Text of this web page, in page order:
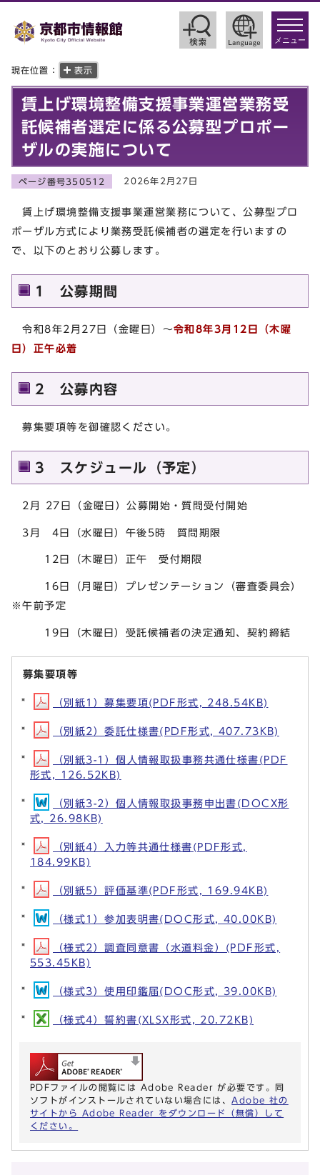
toggle
メニュー
現在位置： 表示
賃上げ環境整備支援事業運営業務受
託候補者選定に係る公募型プロポー
ザルの実施について
ページ番号350512 2026年2月27日
賃上げ環境整備支援事業運営業務について、公募型プロ
ポーザル方式により業務受託候補者の選定を行いますの
で、以下のとおり公募します。
1 公募期間
令和8年2月27日（金曜日）～令和8年3月12日（木曜
日）正午必着
2 公募内容
募集要項等を御確認ください。
3 スケジュール（予定）
2月 27日（金曜日）公募開始・質問受付開始
3月 4日（水曜日）午後5時 質問期限
12日（木曜日）正午 受付期限
16日（月曜日）プレゼンテーション（審査委員会）
※午前予定
19日（木曜日）受託候補者の決定通知、契約締結
募集要項等
（別紙1）募集要項(PDF形式, 248.54KB)
（別紙2）委託仕様書(PDF形式, 407.73KB)
（別紙3-1）個人情報取扱事務共通仕様書(PDF
形式, 126.52KB)
（別紙3-2）個人情報取扱事務申出書(DOCX形
式, 26.98KB)
（別紙4）入力等共通仕様書(PDF形式,
184.99KB)
（別紙5）評価基準(PDF形式, 169.94KB)
（様式1）参加表明書(DOC形式, 40.00KB)
（様式2）調査同意書（水道料金）(PDF形式,
553.45KB)
（様式3）使用印鑑届(DOC形式, 39.00KB)
（様式4）誓約書(XLSX形式, 20.72KB)
PDFファイルの閲覧には Adobe Reader が必要です。同
ソフトがインストールされていない場合には、 Adobe 社の
サイトから Adobe Reader をダウンロード（無償）して
ください。